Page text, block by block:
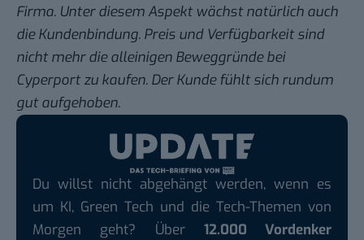
Firma. Unter diesem Aspekt wächst natürlich auch
die Kundenbindung. Preis und Verfügbarkeit sind
nicht mehr die alleinigen Beweggründe bei
Cyperport zu kaufen. Der Kunde fühlt sich rundum
gut aufgehoben.
Du willst nicht abgehängt werden, wenn es
um KI, Green Tech und die Tech-Themen von
Morgen geht? Über 12.000 Vordenker